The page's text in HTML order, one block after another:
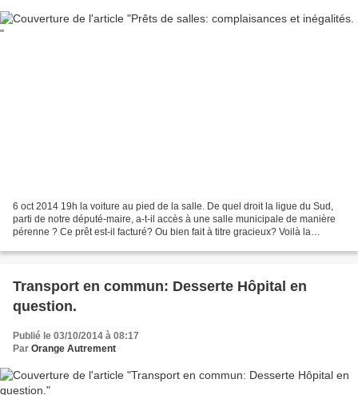
6 oct 2014 19h la voiture au pied de la salle. De quel droit la ligue du Sud,
parti de notre député-maire, a-t-il accès à une salle municipale de manière
pérenne ? Ce prêt est-il facturé? Ou bien fait à titre gracieux? Voilà la
Transport en commun: Desserte Hôpital en
question.
Publié le 03/10/2014 à 08:17
Par Orange Autrement